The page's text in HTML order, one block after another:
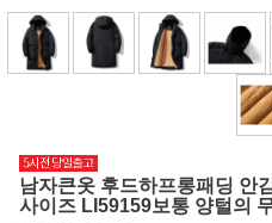
남자큰옷 후드하프롱패딩 안
사이즈 LI59159보통 양털의